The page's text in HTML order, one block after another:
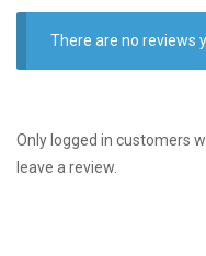
There are no reviews
Only logged in customers
leave a review.